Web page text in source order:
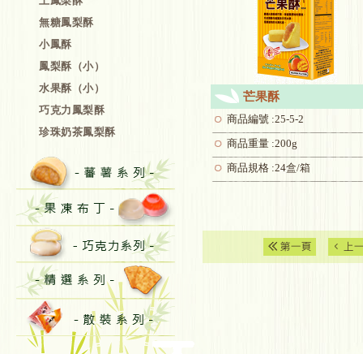
無糖鳳梨酥
小鳳酥
鳳梨酥（小）
水果酥（小）
巧克力鳳梨酥
珍珠奶茶鳳梨酥
芒果酥
商品編號 :25-5-2
商品重量 :200g
商品規格 :24盒/箱